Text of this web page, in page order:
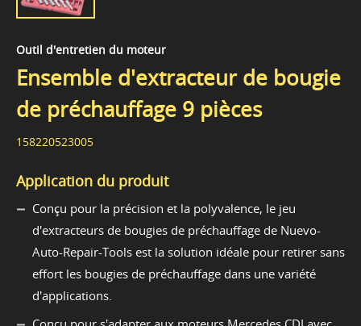
Outil d'entretien du moteur
Ensemble d'extracteur de bougie
de préchauffage 9 pièces
158220523005
Application du produit
Conçu pour la précision et la polyvalence, le jeu
d'extracteurs de bougies de préchauffage de Nuevo-
Auto-Repair-Tools est la solution idéale pour retirer sans
effort les bougies de préchauffage dans une variété
d'applications.